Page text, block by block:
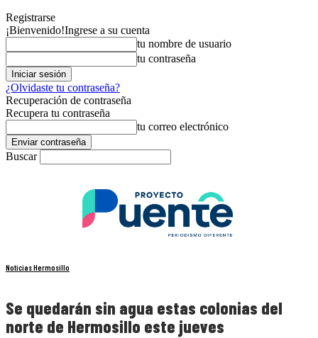
Registrarse
¡Bienvenido!Ingrese a su cuenta
tu nombre de usuario
tu contraseña
¿Olvidaste tu contraseña?
Recuperación de contraseña
Recupera tu contraseña
tu correo electrónico
Buscar
Noticias Hermosillo
Se quedarán sin agua estas colonias del
norte de Hermosillo este jueves